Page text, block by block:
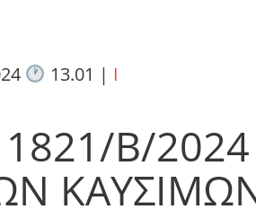
13.01 | I
Β/